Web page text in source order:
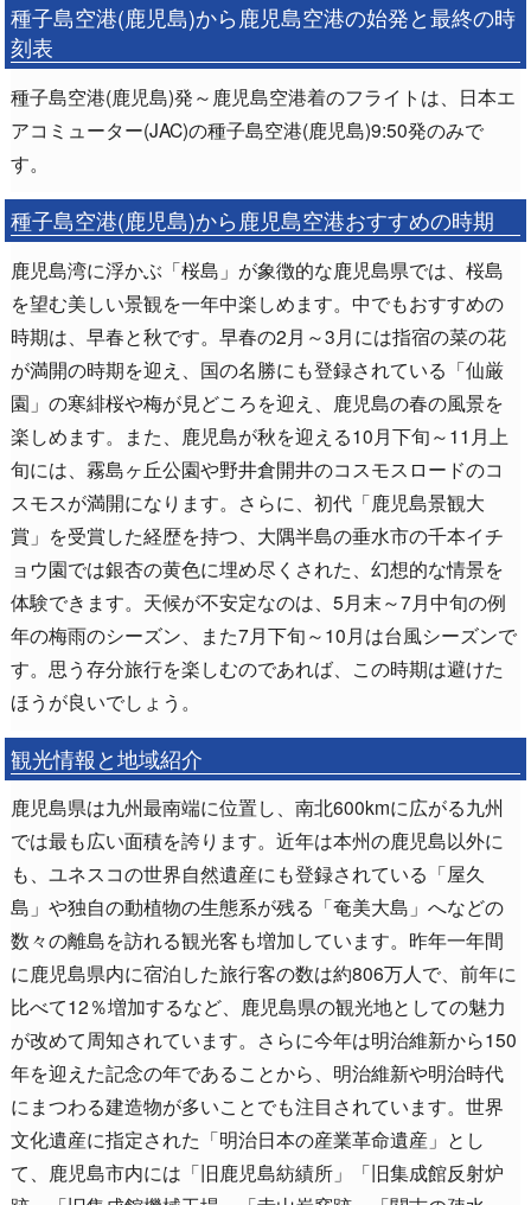
種子島空港(鹿児島)から鹿児島空港の始発と最終の時
刻表
種子島空港(鹿児島)発～鹿児島空港着のフライトは、日本エ
アコミューター(JAC)の種子島空港(鹿児島)9:50発のみで
す。
種子島空港(鹿児島)から鹿児島空港おすすめの時期
鹿児島湾に浮かぶ「桜島」が象徴的な鹿児島県では、桜島
を望む美しい景観を一年中楽しめます。中でもおすすめの
時期は、早春と秋です。早春の2月～3月には指宿の菜の花
が満開の時期を迎え、国の名勝にも登録されている「仙厳
園」の寒緋桜や梅が見どころを迎え、鹿児島の春の風景を
楽しめます。また、鹿児島が秋を迎える10月下旬～11月上
旬には、霧島ヶ丘公園や野井倉開井のコスモスロードのコ
スモスが満開になります。さらに、初代「鹿児島景観大
賞」を受賞した経歴を持つ、大隅半島の垂水市の千本イチ
ョウ園では銀杏の黄色に埋め尽くされた、幻想的な情景を
体験できます。天候が不安定なのは、5月末～7月中旬の例
年の梅雨のシーズン、また7月下旬～10月は台風シーズンで
す。思う存分旅行を楽しむのであれば、この時期は避けた
ほうが良いでしょう。
観光情報と地域紹介
鹿児島県は九州最南端に位置し、南北600kmに広がる九州
では最も広い面積を誇ります。近年は本州の鹿児島以外に
も、ユネスコの世界自然遺産にも登録されている「屋久
島」や独自の動植物の生態系が残る「奄美大島」へなどの
数々の離島を訪れる観光客も増加しています。昨年一年間
に鹿児島県内に宿泊した旅行客の数は約806万人で、前年に
比べて12％増加するなど、鹿児島県の観光地としての魅力
が改めて周知されています。さらに今年は明治維新から150
年を迎えた記念の年であることから、明治維新や明治時代
にまつわる建造物が多いことでも注目されています。世界
文化遺産に指定された「明治日本の産業革命遺産」とし
て、鹿児島市内には「旧鹿児島紡績所」「旧集成館反射炉